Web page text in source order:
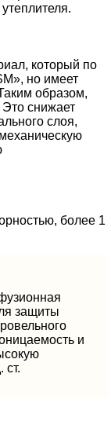
который по
но имеет
образом,
снижает
слоя,
более 1
защиты
и
ст.